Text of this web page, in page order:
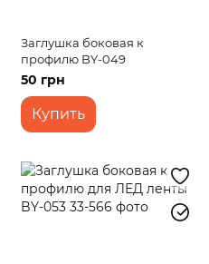
Заглушка боковая к
профилю BY-049
50 грн
Купить